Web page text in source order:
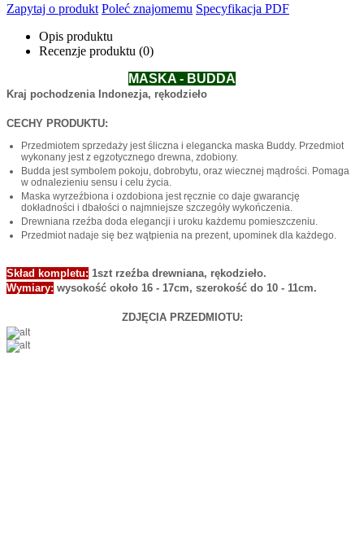
Zapytaj o produkt Poleć znajomemu Specyfikacja PDF
Opis produktu
Recenzje produktu (0)
MASKA - BUDDA
Kraj pochodzenia Indonezja, rękodzieło
CECHY PRODUKTU:
Przedmiotem sprzedaży jest śliczna i elegancka maska Buddy. Przedmiot
wykonany jest z egzotycznego drewna, zdobiony.
Budda jest symbolem pokoju, dobrobytu, oraz wiecznej mądrości. Pomaga
w odnalezieniu sensu i celu życia.
Maska wyrzeźbiona i ozdobiona jest ręcznie co daje gwarancję
dokładności i dbałości o najmniejsze szczegóły wykończenia.
Drewniana rzeźba doda elegancji i uroku każdemu pomieszczeniu.
Przedmiot nadaje się bez wątpienia na prezent, upominek dla każdego.
Skład kompletu: 1szt rzeźba drewniana, rękodzieło.
Wymiary: wysokość około 16 - 17cm, szerokość do 10 - 11cm.
ZDJĘCIA PRZEDMIOTU: